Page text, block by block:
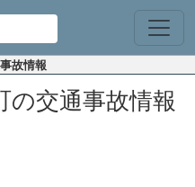
故情報
の交通事故情報